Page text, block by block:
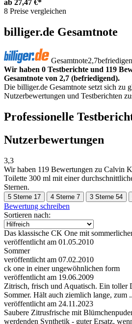
ab 27,47 €*
8 Preise vergleichen
billiger.de Gesamtnote
Gesamtnote2,7
Wir haben 0 Testberichte und 119
Gesamtnote von 2,7 (befriedigend).
Die billiger.de Gesamtnote setzt sich zu
Nutzerbewertungen und Testberichten
Professionelle
Nutzerbewertungen
3,3
Wir haben 119 Bewertungen zu Calvin
Toilette 300 ml mit einer
Sternen.
5 Sterne 17 4 Sterne 7 3 Sterne 54
Bewertung schreiben
Sortieren nach:
Das klassische CK One mit
veröffentlicht am 01.05.2010
Sommer
veröffentlicht am 07.02.2010
ck one in einer ungewöhnlichen form
veröffentlicht am 19.06.2009
Zitrisch, frisch und Aquatisch. Ein toller
Sommer. Hält auch ziemlich lange, zum
veröffentlicht am 24.11.2023
Saubere Zitrusfrische mit
werdenden Synthetik - guter Ersatz,